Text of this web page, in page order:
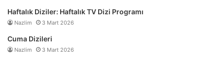
Haftalık Diziler: Haftalık TV Dizi Programı
Nazlim 3 Mart 2026
Cuma Dizileri
Nazlim 3 Mart 2026